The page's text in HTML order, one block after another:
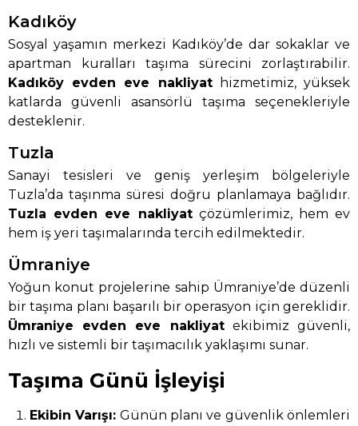
Kadıköy
Sosyal yaşamın merkezi Kadıköy’de dar sokaklar ve
apartman kuralları taşıma sürecini zorlaştırabilir.
Kadıköy evden eve nakliyathizmetimiz, yüksek
katlarda güvenli asansörlü taşıma seçenekleriyle
desteklenir.
Tuzla
Sanayi tesisleri ve geniş yerleşim bölgeleriyle
Tuzla’da taşınma süresi doğru planlamaya bağlıdır.
Tuzla evden eve nakliyatçözümlerimiz, hem ev
hem iş yeri taşımalarında tercih edilmektedir.
Ümraniye
Yoğun konut projelerine sahip Ümraniye’de düzenli
bir taşıma planı başarılı bir operasyon için gereklidir.
Ümraniye evden eve nakliyatekibimiz güvenli,
hızlı ve sistemli bir taşımacılık yaklaşımı sunar.
Taşıma Günü İşleyişi
Ekibin Varışı: Günün planı ve güvenlik önlemleri